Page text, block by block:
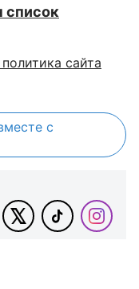
список
сайта
с